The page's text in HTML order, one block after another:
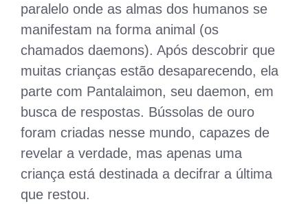
paralelo onde as almas dos humanos se
manifestam na forma animal (os
chamados daemons). Após descobrir que
muitas crianças estão desaparecendo, ela
parte com Pantalaimon, seu daemon, em
busca de respostas. Bússolas de ouro
foram criadas nesse mundo, capazes de
revelar a verdade, mas apenas uma
criança está destinada a decifrar a última
que restou.